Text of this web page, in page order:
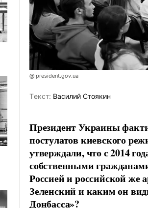
@ president.gov.ua
Tекст: Василий Стоякин
Президент Украины
постулатов киевского
утверждали, что с 2014
собственными
Россией и российской же
Зеленский и каким он
Донбасса»?